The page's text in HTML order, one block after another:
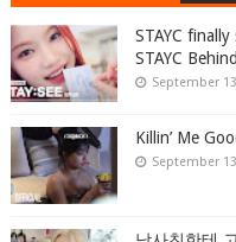
STAYC
STAYC
September
Killin’ Me
September